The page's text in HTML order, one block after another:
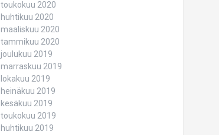
toukokuu 2020
huhtikuu 2020
maaliskuu 2020
tammikuu 2020
joulukuu 2019
marraskuu 2019
lokakuu 2019
heinäkuu 2019
kesäkuu 2019
toukokuu 2019
huhtikuu 2019